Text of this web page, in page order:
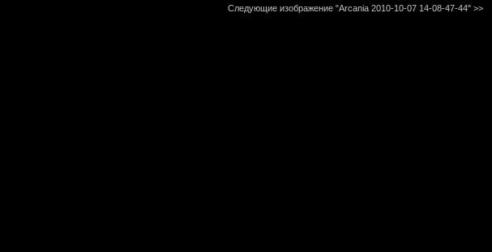
Следующие изображение "Arcania 2010-10-07 14-08-47-44" >>